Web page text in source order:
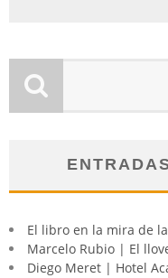
El libro en la mira de
Marcelo Rubio | El
Diego Meret | Hotel